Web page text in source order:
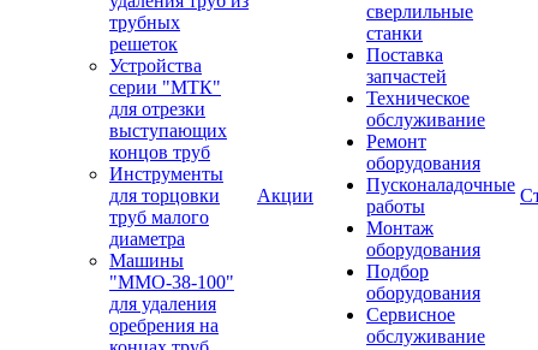
трубных
решеток
Устройства
серии "МТК"
для отрезки
выступающих
концов труб
Инструменты
для торцовки
труб малого
диаметра
Машины
"ММО-38-100"
для удаления
оребрения на
Акции
сверлильные
станки
Поставка
запчастей
Техническое
обслуживание
Ремонт
оборудования
Пусконаладочные
работы
Монтаж
оборудования
Подбор
оборудования
Сервисное
обслуживание